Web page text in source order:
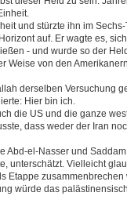
und stürzte ihn im
auf. Er wagte es,
- und wurde so der
Weise von den
derselben Versuchung
Hier bin ich.
die US und die ganze
dass weder der Iran
Abd-el-Nasser und
unterschätzt. Vielleicht
Etappe
würde das